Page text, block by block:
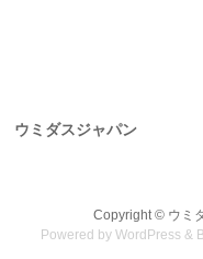
ウミダスジャパン
Copyright © ウミ
Powered byWordPress &